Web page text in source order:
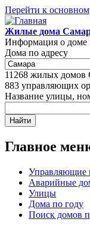
Перейти к
Жилые дома
Информация о доме
Дома по адресу
11268 жилых домов
883 управляющих
Название улицы,
Главное
Управляющие
Аварийные
Улицы
Дома по году
Поиск домов